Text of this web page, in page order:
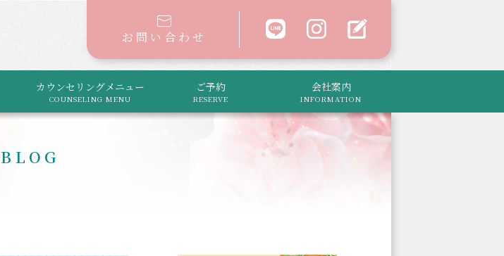
お問い合わせ
カウンセリングメニュー
COUNSELING MENU
ご予約
RESERVE
会社案内
INFORMATION
BLOG